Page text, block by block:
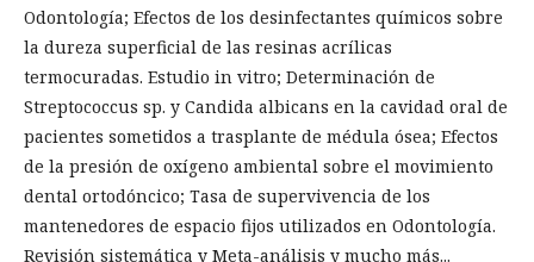
Odontología; Efectos de los desinfectantes químicos sobre
la dureza superficial de las resinas acrílicas
termocuradas. Estudio in vitro; Determinación de
Streptococcus sp. y Candida albicans en la cavidad oral de
pacientes sometidos a trasplante de médula ósea; Efectos
de la presión de oxígeno ambiental sobre el movimiento
dental ortodóncico; Tasa de supervivencia de los
mantenedores de espacio fijos utilizados en Odontología.
Revisión sistemática y Meta-análisis y mucho más...